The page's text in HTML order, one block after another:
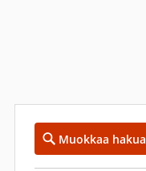
Muokkaa hakua